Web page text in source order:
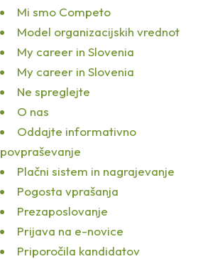
Mi smo Competo
Model organizacijskih vrednot
My career in Slovenia
My career in Slovenia
Ne spreglejte
O nas
Oddajte informativno
povpraševanje
Plačni sistem in nagrajevanje
Pogosta vprašanja
Prezaposlovanje
Prijava na e-novice
Priporočila kandidatov